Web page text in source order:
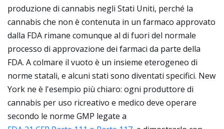
produzione di cannabis negli Stati Uniti, perché la
cannabis che non è contenuta in un farmaco approvato
dalla FDA rimane comunque al di fuori del normale
processo di approvazione dei farmaci da parte della
FDA. A colmare il vuoto è un insieme eterogeneo di
norme statali, e alcuni stati sono diventati specifici. New
York ne è l'esempio più chiaro: ogni produttore di
cannabis per uso ricreativo e medico deve operare
secondo le norme GMP legate a